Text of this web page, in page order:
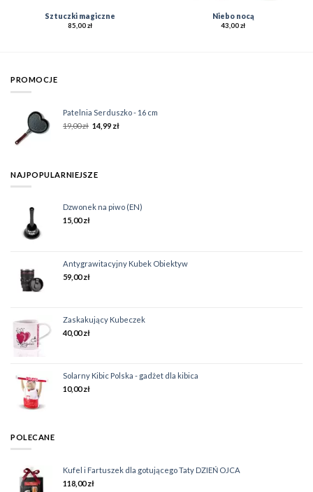
Sztuczki magiczne
85,00zł
Niebo nocą
43,00zł
PROMOCJE
Patelnia Serduszko - 16 cm
19,00zł 14,99 zł
NAJPOPULARNIEJSZE
Dzwonek na piwo (EN)
15,00zł
Antygrawitacyjny Kubek Obiektyw
59,00zł
Zaskakujący Kubeczek
40,00zł
Solarny Kibic Polska - gadżet dla kibica
10,00zł
POLECANE
Kufel i Fartuszek dla gotującego Taty DZIEŃ OJCA
118,00zł